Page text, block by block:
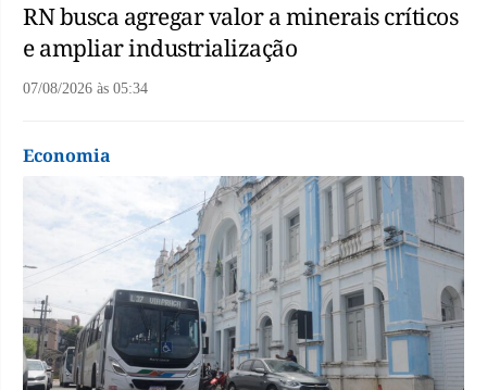
RN busca agregar valor a minerais críticos
e ampliar industrialização
07/08/2026 às 05:34
Economia